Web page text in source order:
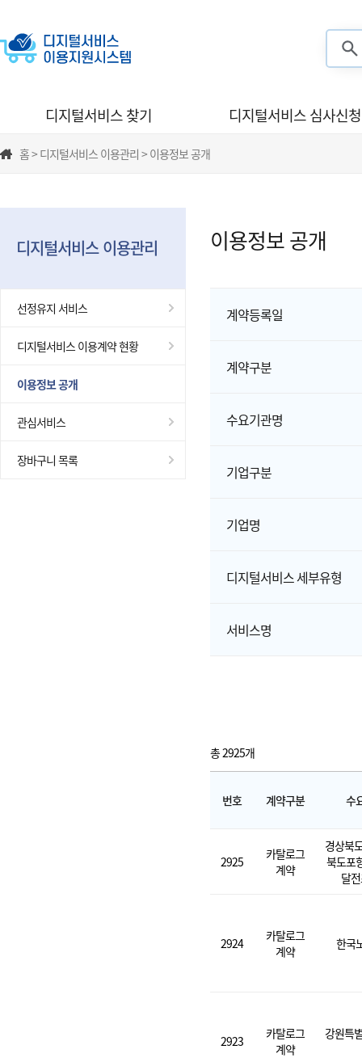
디지털서비스 찾기 디지털서비스 심사신청
홈 > 디지털서비스 이용관리 > 이용정보 공개
디지털서비스 이용관리
선정유지 서비스
디지털서비스 이용계약 현황
이용정보 공개
관심서비스
장바구니 목록
이용정보 공개
계약등록일
계약구분
수요기관명
기업구분
기업명
디지털서비스 세부유형
서비스명
총 2925개
번호 계약구분 수
2925
카탈로그
계약
경상북
북도포
달
2924
카탈로그
계약
한국
2923
카탈로그
계약
강원특